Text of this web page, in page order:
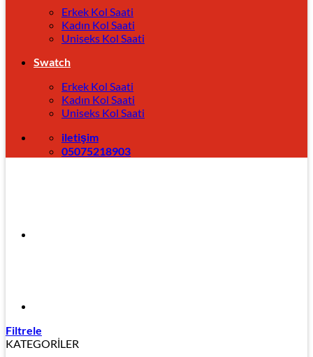
Erkek Kol Saati
Kadın Kol Saati
Uniseks Kol Saati
Swatch
Erkek Kol Saati
Kadın Kol Saati
Uniseks Kol Saati
iletişim
05075218903
Filtrele
KATEGORİLER